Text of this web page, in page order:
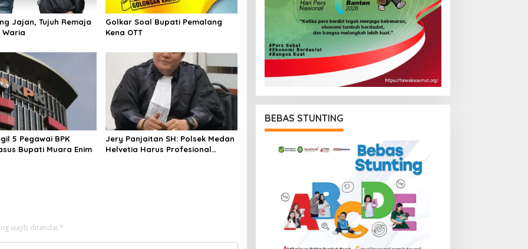
Jajan, Tujuh Remaja
Waria
Golkar Soal Bupati Pemalang
Kena OTT
5 Pegawai BPK
Bupati Muara Enim
Jery Panjaitan SH: Polsek Medan
Helvetia Harus Profesional
wajib ditandai *
BEBAS STUNTING